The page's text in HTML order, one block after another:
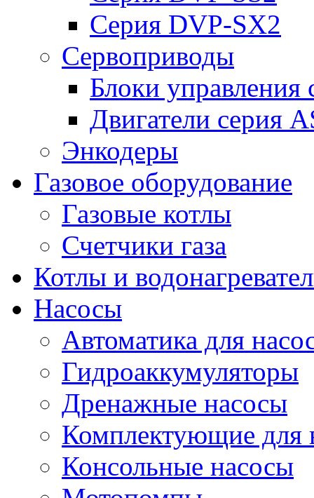
Серия DVP-SX2
Сервоприводы
Блоки
Двигатели серия
Энкодеры
Газовое оборудование
Газовые котлы
Счетчики газа
Котлы и
Насосы
Автоматика для
Гидроаккумуляторы
Дренажные насосы
Комплектующие для
Консольные насосы